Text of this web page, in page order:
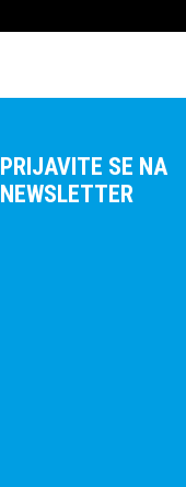
PRIJAVITE SE NA
NEWSLETTER